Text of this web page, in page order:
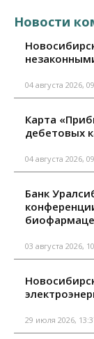
Новости
04 августа 2026,
Карта
дебетовых
04 августа 2026,
Банк
03 августа 2026,
29 июля 2026,